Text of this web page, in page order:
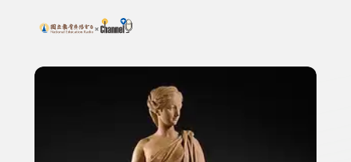
上方功能區塊
搜尋關鍵字：可輸入節目名稱、主持人或關鍵字